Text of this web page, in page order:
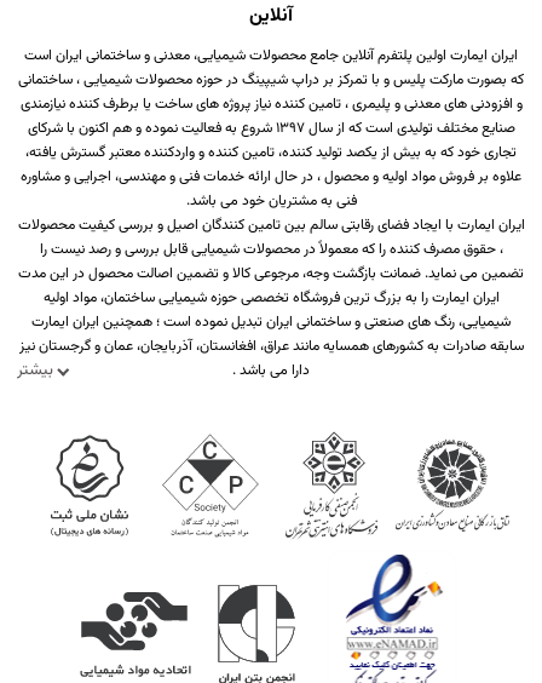
آنلاین
بیشتر
ایران ایمارت اولین پلتفرم آنلاین جامع محصولات شیمیایی، معدنی و ساختمانی ایران است
که بصورت مارکت پلیس و با تمرکز بر دراپ شیپینگ در حوزه محصولات شیمیایی ، ساختمانی
و افزودنی های معدنی و پلیمری ، تامین کننده نیاز پروژه های ساخت یا برطرف کننده نیازمندی
صنایع مختلف تولیدی است که از سال 1397 شروع به فعالیت نموده و هم اکنون با شرکای
تجاری خود که به بیش از یکصد تولید کننده، تامین کننده و واردکننده معتبر گسترش یافته،
علاوه بر فروش مواد اولیه و محصول ، در حال ارائه خدمات فنی و مهندسی، اجرایی و مشاوره
فنی به مشتریان خود می باشد.
ایران ایمارت با ایجاد فضای رقابتی سالم بین تامین کنندگان اصیل و بررسی کیفیت محصولات
، حقوق مصرف کننده را که معمولاً در محصولات شیمیایی قابل بررسی و رصد نیست را
تضمین می نماید. ضمانت بازگشت وجه، مرجوعی کالا و تضمین اصالت محصول در این مدت
ایران ایمارت را به بزرگ ترین فروشگاه تخصصی حوزه شیمیایی ساختمان، مواد اولیه
شیمیایی، رنگ های صنعتی و ساختمانی ایران تبدیل نموده است ؛ همچنین ایران ایمارت
سابقه صادرات به کشورهای همسایه مانند عراق، افغانستان، آذربایجان، عمان و گرجستان نیز
دارا می باشد .